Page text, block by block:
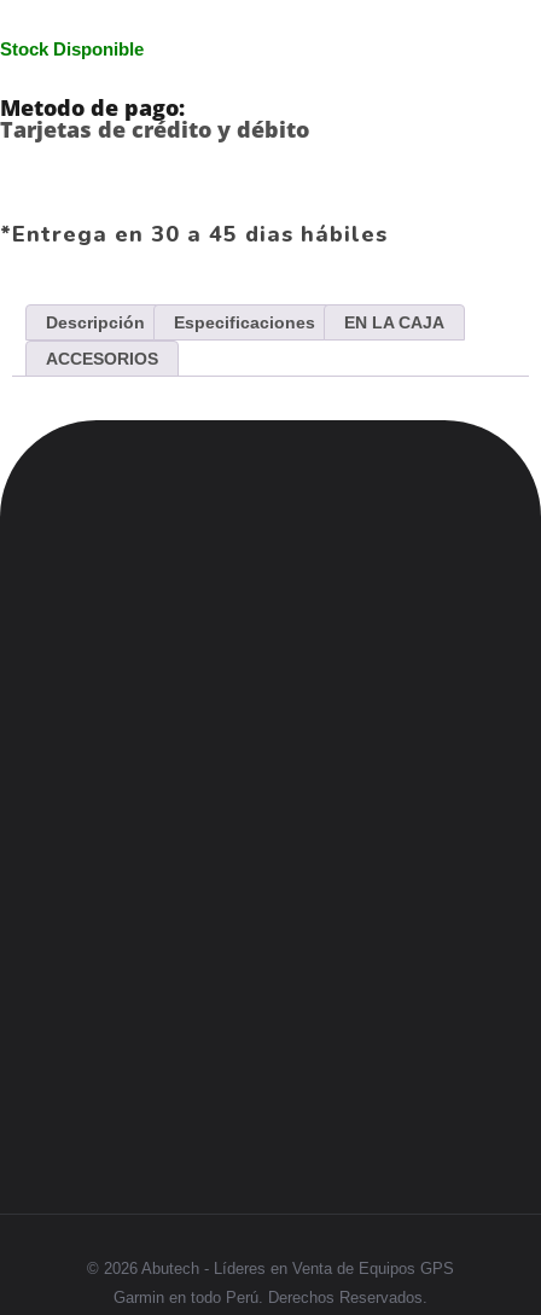
Stock Disponible
Metodo de pago:
Tarjetas de crédito y débito
*Entrega en 30 a 45 dias hábiles
Descripción Especificaciones
EN LA CAJA
ACCESORIOS
© 2026 Abutech - Líderes en Venta de Equipos GPS
Garmin en todo Perú. Derechos Reservados.